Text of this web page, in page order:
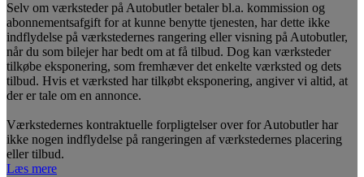
Selv om værksteder på Autobutler betaler bl.a. kommission og
abonnementsafgift for at kunne benytte tjenesten, har dette ikke
indflydelse på værkstedernes rangering eller visning på Autobutler,
når du som bilejer har bedt om at få tilbud. Dog kan værksteder
tilkøbe eksponering, som fremhæver det enkelte værksted og dets
tilbud. Hvis et værksted har tilkøbt eksponering, angiver vi altid, at
der er tale om en annonce.
Værkstedernes kontraktuelle forpligtelser over for Autobutler har
ikke nogen indflydelse på rangeringen af værkstedernes placering
eller tilbud.
Læs mere